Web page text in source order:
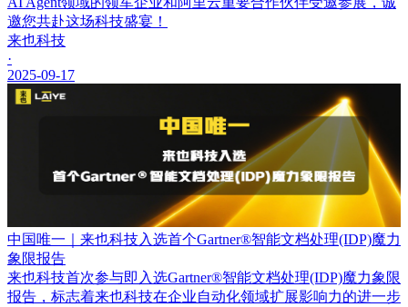
邀您共赴这场科技盛宴！
来也科技
·
2025-09-17
中国唯一｜来也科技入选首个Gartner®智能文档处理(IDP)魔力
象限报告
来也科技首次参与即入选Gartner®智能文档处理(IDP)魔力象限
报告，标志着来也科技在企业自动化领域扩展影响力的进一步